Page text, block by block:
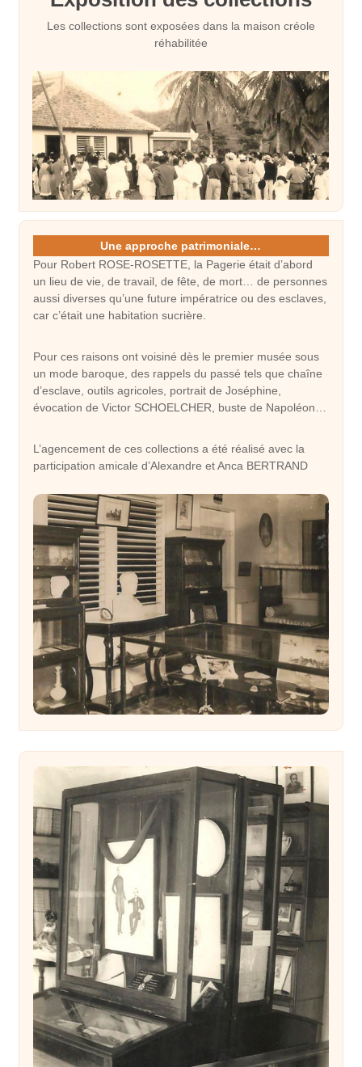
Les collections sont exposées dans la maison créole
réhabilitée
Une approche patrimoniale…
Pour Robert ROSE-ROSETTE, la Pagerie était d’abord
un lieu de vie, de travail, de fête, de mort… de personnes
aussi diverses qu’une future impératrice ou des esclaves,
car c’était une habitation sucrière.
Pour ces raisons ont voisiné dès le premier musée sous
un mode baroque, des rappels du passé tels que chaîne
d’esclave, outils agricoles, portrait de Joséphine,
évocation de Victor SCHOELCHER, buste de Napoléon…
L’agencement de ces collections a été réalisé avec la
participation amicale d’Alexandre et Anca BERTRAND